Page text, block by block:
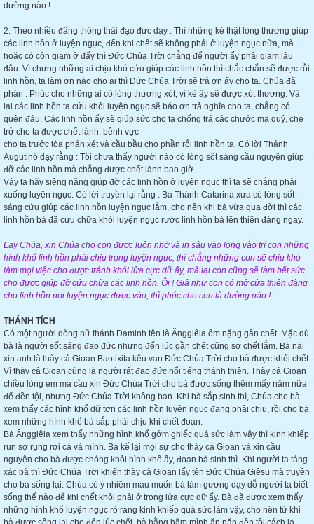
dường nào !
2. Theo nhiều đấng thông thái đạo đức dạy : Thì những kẻ thật lòng thương giúp
các linh hồn ở luyện ngục, đến khi chết sẽ không phải ở luyện ngục nữa, mà
hoặc có còn giam ở đấy thì Đức Chúa Trời chẳng để người ấy phải giam lâu
đâu. Vì chưng những ai chịu khó cứu giúp các linh hồn thì chắc chắn sẽ được rỗi
linh hồn, ta làm ơn nào cho ai thì Đức Chúa Trời sẽ trả ơn ấy cho ta. Chúa đã
phán : Phúc cho những ai có lòng thương xót, vì kẻ ấy sẽ được xót thương. Vả
lại các linh hồn ta cứu khỏi luyện ngục sẽ báo ơn trả nghĩa cho ta, chẳng có
quên đâu. Các linh hồn ấy sẽ giúp sức cho ta chống trả các chước ma quỷ, che
trở cho ta được chết lành, bênh vực
cho ta trước tòa phán xét và cầu bầu cho phần rỗi linh hồn ta. Có lời Thánh
Augutinô dạy rằng : Tôi chưa thấy người nào có lòng sốt sáng cầu nguyện giúp
đỡ các linh hồn mà chẳng được chết lành bao giờ.
Vậy ta hãy siêng năng giúp đỡ các linh hồn ở luyện ngục thì ta sẽ chẳng phải
xuống luyện ngục. Có lời truyền lại rằng : Bà Thánh Catarina xưa có lòng sốt
sáng cứu giúp các linh hồn luyện ngục lắm, cho nên khi bà vừa qua đời thì các
linh hồn bà đã cứu chữa khỏi luyện ngục rước linh hồn bà lên thiên đàng ngay.
Lạy Chúa, xin Chúa cho con được luôn nhớ và in sâu vào lòng vào trí con những
hình khổ linh hồn phải chịu trong luyện ngục, thì chẳng những con sẽ chịu khó
làm mọi việc cho được tránh khỏi lửa cực dữ ấy, mà lại con cũng sẽ làm hết sức
cho được giúp đỡ cứu chữa các linh hồn. Ôi ! Giả như con có mở cửa thiên đàng
cho linh hồn nơi luyện ngục được vào, thì phúc cho con là dường nào !
THÁNH TÍCH
Có một người dòng nữ thánh Đaminh tên là Ănggiêla ốm nặng gần chết. Mặc dù
bà là người sốt sáng đạo đức nhưng đến lúc gần chết cũng sợ chết lắm. Bà nài
xin anh là thày cả Gioan Baotixita kêu van Đức Chúa Trời cho bà được khỏi chết.
Vì thày cả Gioan cũng là người rất đạo đức nổi tiếng thánh thiện. Thày cả Gioan
chiều lòng em mà cầu xin Đức Chúa Trời cho bà được sống thêm mấy năm nữa
để đền tội, nhưng Đức Chúa Trời không ban. Khi bà sắp sinh thì, Chúa cho bà
xem thấy các hình khổ dữ tợn các linh hồn luyện ngục đang phải chịu, rồi cho bà
xem những hình khổ bà sắp phải chịu khi chết đoạn.
Bà Ănggiêla xem thấy những hình khổ gớm ghiếc quá sức làm vậy thì kinh khiếp
run sợ rụng rời cả và mình. Bà kể lại mọi sự cho thày cả Gioan và xin cầu
nguyện cho bà được chóng khỏi hình khổ ấy, đoạn bà sinh thì. Khi người ta táng
xác bà thì Đức Chúa Trời khiến thày cả Gioan lấy tên Đức Chúa Giêsu mà truyền
cho bà sống lại. Chúa có ý nhiệm màu muốn bà làm gương dạy dỗ người ta biết
sống thế nào để khi chết khỏi phải ở trong lửa cực dữ ấy. Bà đã được xem thấy
những hình khổ luyện ngục rõ ràng kinh khiếp quá sức làm vậy, cho nên từ khi